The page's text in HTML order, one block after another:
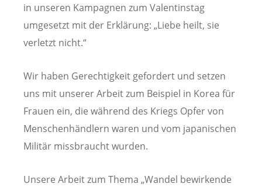
in unseren Kampagnen zum Valentinstag
umgesetzt mit der Erklärung: „Liebe heilt, sie
verletzt nicht.“
Wir haben Gerechtigkeit gefordert und setzen
uns mit unserer Arbeit zum Beispiel in Korea für
Frauen ein, die während des Kriegs Opfer von
Menschenhändlern waren und vom japanischen
Militär missbraucht wurden.
Unsere Arbeit zum Thema „Wandel bewirkende